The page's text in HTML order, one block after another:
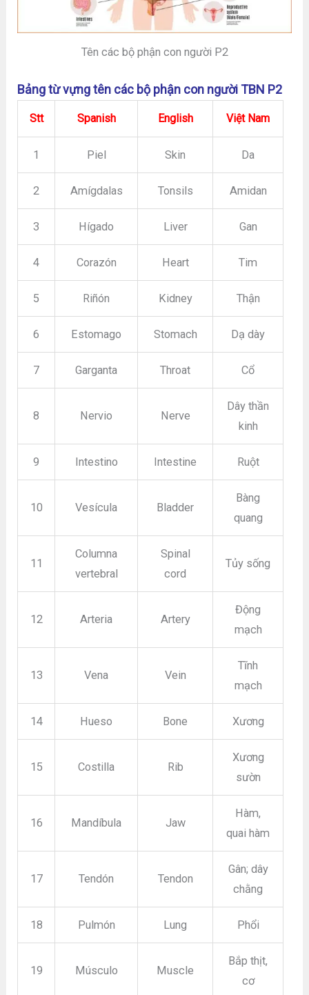
Tên các bộ phận con người P2
Bảng từ vựng tên các bộ phận con người TBN P2
Stt Spanish English Việt Nam
1 Piel Skin Da
2 Amígdalas Tonsils Amidan
3 Hígado Liver Gan
4 Corazón Heart Tim
5 Riñón Kidney Thận
6 Estomago Stomach Dạ dày
7 Garganta Throat Cổ
8 Nervio Nerve
Dây thần
kinh
9 Intestino Intestine Ruột
10 Vesícula Bladder
Bàng
quang
11
Columna
vertebral
Spinal
cord
Tủy sống
12 Arteria Artery
Động
mạch
13 Vena Vein
Tĩnh
mạch
14 Hueso Bone Xương
15 Costilla Rib
Xương
sườn
16 Mandíbula Jaw
Hàm,
quai hàm
17 Tendón Tendon
Gân; dây
chằng
18 Pulmón Lung Phổi
19 Músculo Muscle
Bắp thịt,
cơ